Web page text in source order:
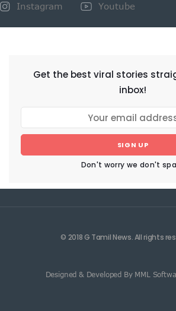
Instagram
Youtube
Get the best viral stories
inbox!
SIGN UP
Don't worry we don't
© 2018 G Tamil News. All rights
Designed & Developed By MML